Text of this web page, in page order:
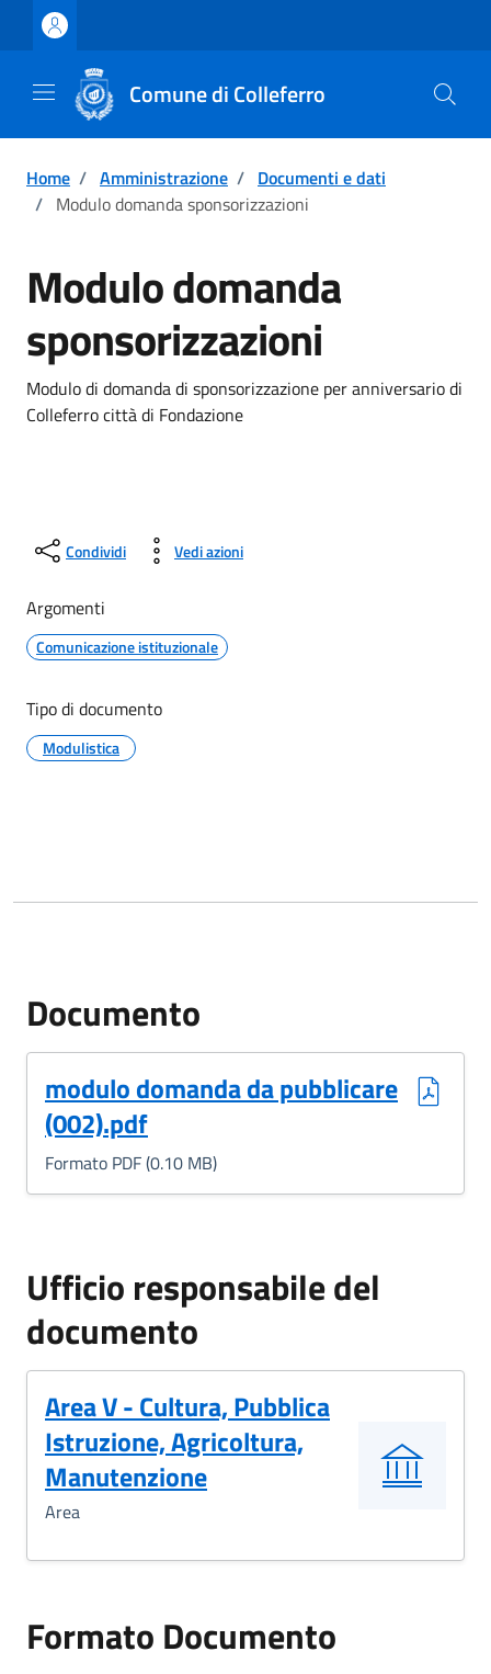
Vai ai contenuti
Vai al footer
Comune di Colleferro
Home / Amministrazione / Documenti e dati
/ Modulo domanda sponsorizzazioni
Modulo domanda
sponsorizzazioni
Modulo di domanda di sponsorizzazione per anniversario di
Colleferro città di Fondazione
Condividi Vedi azioni
Argomenti
Comunicazione istituzionale
Tipo di documento
Modulistica
Documento
modulo domanda da pubblicare
(002).pdf
(Formato PDF, 0.10 MB)
Formato PDF (0.10 MB)
Ufficio responsabile del
documento
Area V - Cultura, Pubblica
Istruzione, Agricoltura,
Manutenzione
Area
Formato Documento